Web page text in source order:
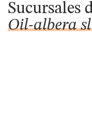
Sucursales
Oil-albera